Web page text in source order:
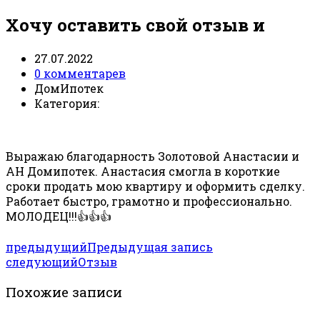
Хочу оставить свой отзыв и
27.07.2022
0 комментарев
ДомИпотек
Категория:
Выражаю благодарность Золотовой Анастасии и
АН Домипотек. Анастасия смогла в короткие
сроки продать мою квартиру и оформить сделку.
Работает быстро, грамотно и профессионально.
МОЛОДЕЦ!!!👍👍👍
предыдущийПредыдущая запись
следующийОтзыв
Похожие записи